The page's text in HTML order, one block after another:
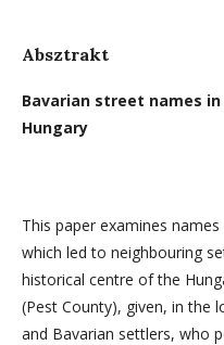
Absztrakt
Bavarian street names
Hungary
This paper examines
which led to neighbouring
historical centre of the
(Pest County), given, in the
and Bavarian settlers, who